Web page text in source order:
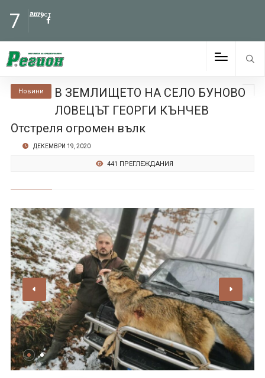
7 Август
2026
Новини
В ЗЕМЛИЩЕТО НА СЕЛО БУНОВО
ЛОВЕЦЪТ ГЕОРГИ КЪНЧЕВ
Отстреля огромен вълк
ДЕКЕМВРИ 19, 2020
441 ПРЕГЛЕЖДАНИЯ